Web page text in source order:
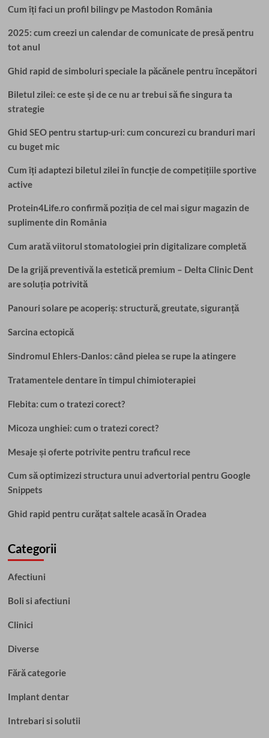
Cum îți faci un profil bilingv pe Mastodon România
2025: cum creezi un calendar de comunicate de presă pentru
tot anul
Ghid rapid de simboluri speciale la păcănele pentru începători
Biletul zilei: ce este și de ce nu ar trebui să fie singura ta
strategie
Ghid SEO pentru startup-uri: cum concurezi cu branduri mari
cu buget mic
Cum îți adaptezi biletul zilei în funcție de competițiile sportive
active
Protein4Life.ro confirmă poziția de cel mai sigur magazin de
suplimente din România
Cum arată viitorul stomatologiei prin digitalizare completă
De la grijă preventivă la estetică premium – Delta Clinic Dent
are soluția potrivită
Panouri solare pe acoperiș: structură, greutate, siguranță
Sarcina ectopică
Sindromul Ehlers-Danlos: când pielea se rupe la atingere
Tratamentele dentare în timpul chimioterapiei
Flebita: cum o tratezi corect?
Micoza unghiei: cum o tratezi corect?
Mesaje și oferte potrivite pentru traficul rece
Cum să optimizezi structura unui advertorial pentru Google
Snippets
Ghid rapid pentru curățat saltele acasă în Oradea
Categorii
Afectiuni
Boli si afectiuni
Clinici
Diverse
Fără categorie
Implant dentar
Intrebari si solutii